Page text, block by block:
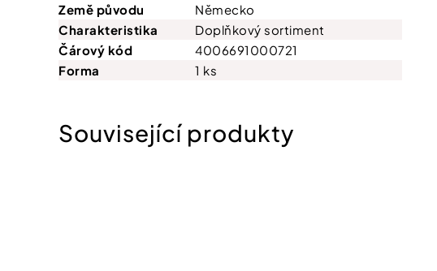
Země původu
Německo
Charakteristika
Doplňkový sortiment
Čárový kód
4006691000721
Forma
1 ks